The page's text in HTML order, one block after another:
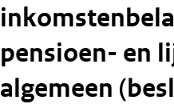
pensioen- en
algemeen